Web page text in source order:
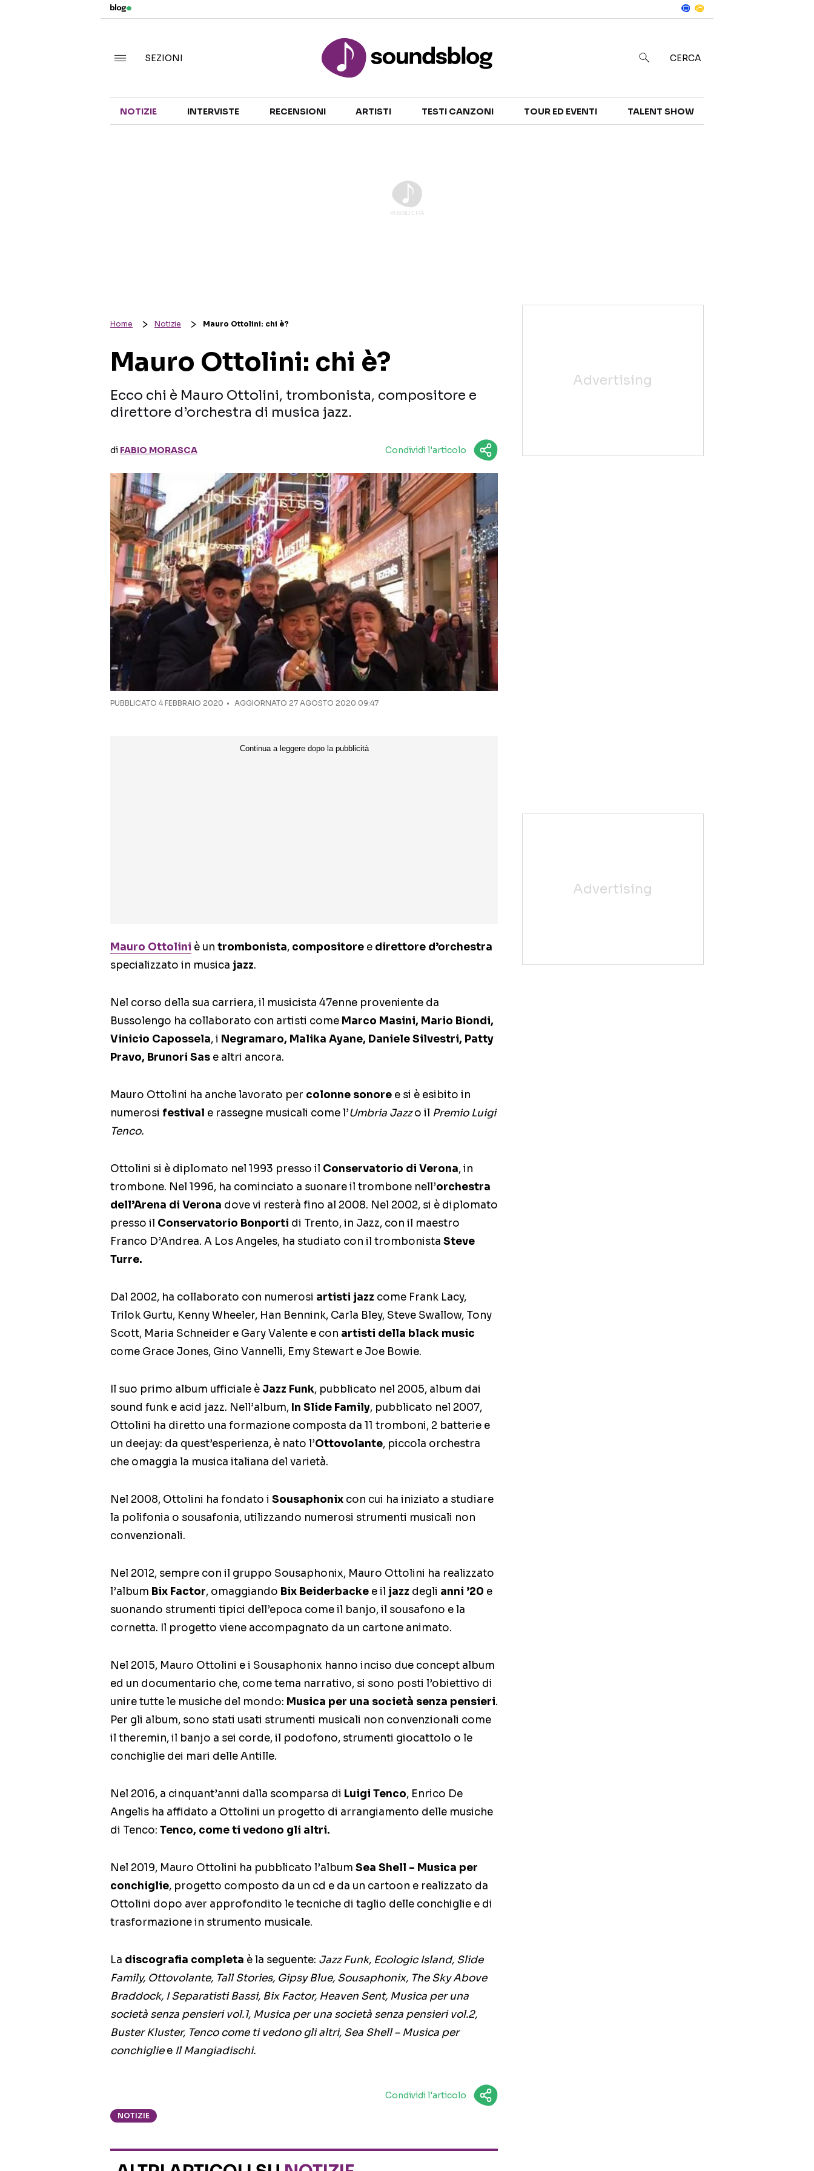
TALENT SHOW
SEZIONI CERCA
NOTIZIE INTERVISTE RECENSIONI ARTISTI TESTI CANZONI TOUR ED EVENTI TALENT SHOW
Home Notizie Mauro Ottolini: chi è?
Mauro Ottolini: chi è?
Ecco chi è Mauro Ottolini, trombonista, compositore e
direttore d’orchestra di musica jazz.
di FABIO MORASCA Condividi l'articolo
PUBBLICATO 4 FEBBRAIO 2020 AGGIORNATO 27 AGOSTO 2020 09:47
Mauro Ottolini è un trombonista, compositore e direttore d’orchestra
specializzato in musica jazz.
Nel corso della sua carriera, il musicista 47enne proveniente da
Bussolengo ha collaborato con artisti come Marco Masini, Mario Biondi,
Vinicio Capossela, i Negramaro, Malika Ayane, Daniele Silvestri, Patty
Pravo, Brunori Sas e altri ancora.
Mauro Ottolini ha anche lavorato per colonne sonore e si è esibito in
numerosi festival e rassegne musicali come l’Umbria Jazzo il Premio Luigi
Tenco.
Ottolini si è diplomato nel 1993 presso il Conservatorio di Verona, in
trombone. Nel 1996, ha cominciato a suonare il trombone nell’orchestra
dell’Arena di Verona dove vi resterà fino al 2008. Nel 2002, si è diplomato
presso il Conservatorio Bonporti di Trento, in Jazz, con il maestro
Franco D’Andrea. A Los Angeles, ha studiato con il trombonista Steve
Turre.
Dal 2002, ha collaborato con numerosi artisti jazz come Frank Lacy,
Trilok Gurtu, Kenny Wheeler, Han Bennink, Carla Bley, Steve Swallow, Tony
Scott, Maria Schneider e Gary Valente e con artisti della black music
come Grace Jones, Gino Vannelli, Emy Stewart e Joe Bowie.
Il suo primo album ufficiale è Jazz Funk, pubblicato nel 2005, album dai
sound funk e acid jazz. Nell’album, In Slide Family, pubblicato nel 2007,
Ottolini ha diretto una formazione composta da 11 tromboni, 2 batterie e
un deejay: da quest’esperienza, è nato l’Ottovolante, piccola orchestra
che omaggia la musica italiana del varietà.
Nel 2008, Ottolini ha fondato i Sousaphonix con cui ha iniziato a studiare
la polifonia o sousafonia, utilizzando numerosi strumenti musicali non
convenzionali.
Nel 2012, sempre con il gruppo Sousaphonix, Mauro Ottolini ha realizzato
l’album Bix Factor, omaggiando Bix Beiderbacke e il jazz degli anni ’20 e
suonando strumenti tipici dell’epoca come il banjo, il sousafono e la
cornetta. Il progetto viene accompagnato da un cartone animato.
Nel 2015, Mauro Ottolini e i Sousaphonix hanno inciso due concept album
ed un documentario che, come tema narrativo, si sono posti l’obiettivo di
unire tutte le musiche del mondo: Musica per una società senza pensieri.
Per gli album, sono stati usati strumenti musicali non convenzionali come
il theremin, il banjo a sei corde, il podofono, strumenti giocattolo o le
conchiglie dei mari delle Antille.
Nel 2016, a cinquant’anni dalla scomparsa di Luigi Tenco, Enrico De
Angelis ha affidato a Ottolini un progetto di arrangiamento delle musiche
di Tenco: Tenco, come ti vedono gli altri.
Nel 2019, Mauro Ottolini ha pubblicato l’album Sea Shell – Musica per
conchiglie, progetto composto da un cd e da un cartoon e realizzato da
Ottolini dopo aver approfondito le tecniche di taglio delle conchiglie e di
trasformazione in strumento musicale.
La discografia completa è la seguente: Jazz Funk, Ecologic Island, Slide
Family, Ottovolante, Tall Stories, Gipsy Blue, Sousaphonix, The Sky Above
Braddock, I Separatisti Bassi, Bix Factor, Heaven Sent, Musica per una
società senza pensieri vol.1, Musica per una società senza pensieri vol.2,
Buster Kluster, Tenco come ti vedono gli altri, Sea Shell – Musica per
conchigliee Il Mangiadischi.
Condividi l'articolo
NOTIZIE